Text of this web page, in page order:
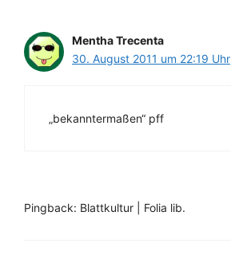
Mentha Trecenta
30. August 2011 um 22:19 Uhr
„bekanntermaßen“ pff
Pingback: Blattkultur | Folia lib.